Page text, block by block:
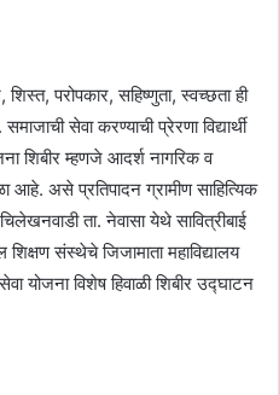
शिस्त, परोपकार, सहिष्णुता, स्वच्छता ही
सेवा करण्याची प्रेरणा विद्यार्थी
शिबीर म्हणजे आदर्श नागरिक व
आहे. असे प्रतिपादन ग्रामीण साहित्यिक
ता. नेवासा येथे सावित्रीबाई
संस्थेचे जिजामाता महाविद्यालय
योजना विशेष हिवाळी शिबीर उद्घाटन